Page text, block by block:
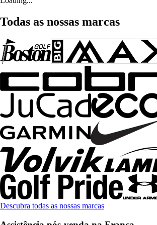
Todas as nossas marcas
Descubra todas as nossas marcas